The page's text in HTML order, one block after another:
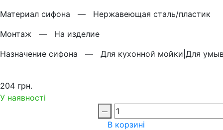
Материал сифона — Нержавеющая сталь/пластик
Монтаж — На изделие
Назначение сифона — Для кухонной мойки|Для
204 грн.
У наявності
В корзині